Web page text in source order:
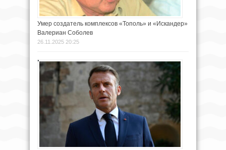
Умер создатель комплексов «Тополь» и «Искандер»
Валериан Соболев
26.11.2025 20:25